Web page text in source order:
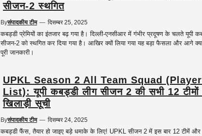
सीजन-2 स्थगित
Byसंपादकीय टीम — दिसम्बर 25, 2025
कबड्डी प्रेमियों का इंतजार बढ़ गया है। दिल्ली-एनसीआर में गंभीर प्रदूषण के चलते यूपी
सीजन-2 को स्थगित कर दिया गया है। आखिर क्यों लिया गया यह बड़ा फैसला और आगे क्या
पूरी जानकारी।
UPKL Season 2 All Team Squad
List): यूपी कबड्डी लीग सीजन 2 की सभी 12 टीमों
खिलाड़ी सूची
Byसंपादकीय टीम — दिसम्बर 24, 2025
कबड्डी फैंस, तैयार हो जाइए बड़े धमाके के लिए! UPKL सीजन 2 में इस बार 12 टीमें और